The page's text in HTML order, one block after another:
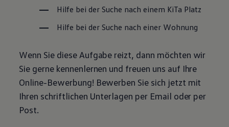
Hilfe bei der Suche nach einem KiTa Platz
Hilfe bei der Suche nach einer Wohnung
Wenn Sie diese Aufgabe reizt, dann möchten wir
Sie gerne kennenlernen und freuen uns auf Ihre
Online-Bewerbung! Bewerben Sie sich jetzt mit
Ihren schriftlichen Unterlagen per Email oder per
Post.